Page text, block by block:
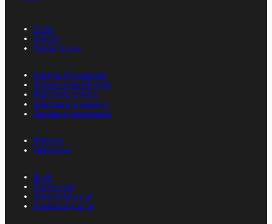
O nas
Kontakt
Napisz do nas
Polityka Prywatności
Zmiana ustawień zgód
Regulamin serwisu
Informacje o nadawcy
Deklaracja dostępności
Reklama
Ogłoszenia
Rp.pl
Parkiet.com
Wiescirolnicze.pl
Konferencje.rp.pl